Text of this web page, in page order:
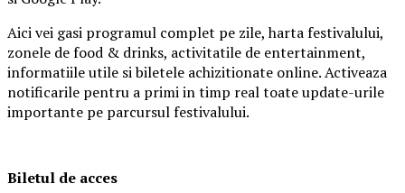
Aici vei gasi programul complet pe zile, harta festivalului,
zonele de food & drinks, activitatile de entertainment,
informatiile utile si biletele achizitionate online. Activeaza
notificarile pentru a primi in timp real toate update-urile
importante pe parcursul festivalului.
Biletul de acces